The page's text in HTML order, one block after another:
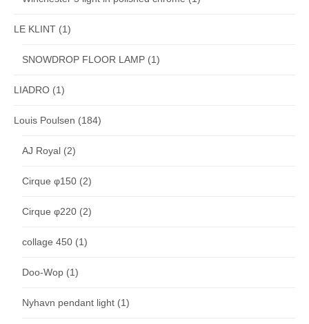
LE KLINT (1)
SNOWDROP FLOOR LAMP (1)
LIADRO (1)
Louis Poulsen (184)
AJ Royal (2)
Cirque φ150 (2)
Cirque φ220 (2)
collage 450 (1)
Doo-Wop (1)
Nyhavn pendant light (1)